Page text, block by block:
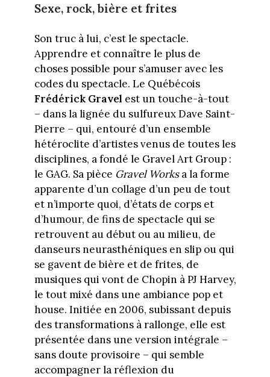
Sexe, rock, bière et frites
Son truc à lui, c’est le spectacle.
Apprendre et connaître le plus de
choses possible pour s’amuser avec les
codes du spectacle. Le Québécois
Frédérick Gravel est un touche-à-tout
– dans la lignée du sulfureux Dave Saint-
Pierre – qui, entouré d’un ensemble
hétéroclite d’artistes venus de toutes les
disciplines, a fondé le Gravel Art Group :
le GAG. Sa pièce Gravel Worksa la forme
apparente d’un collage d’un peu de tout
et n’importe quoi, d’états de corps et
d’humour, de fins de spectacle qui se
retrouvent au début ou au milieu, de
danseurs neurasthéniques en slip ou qui
se gavent de bière et de frites, de
musiques qui vont de Chopin à PJ Harvey,
le tout mixé dans une ambiance pop et
house. Initiée en 2006, subissant depuis
des transformations à rallonge, elle est
présentée dans une version intégrale –
sans doute provisoire – qui semble
accompagner la réflexion du